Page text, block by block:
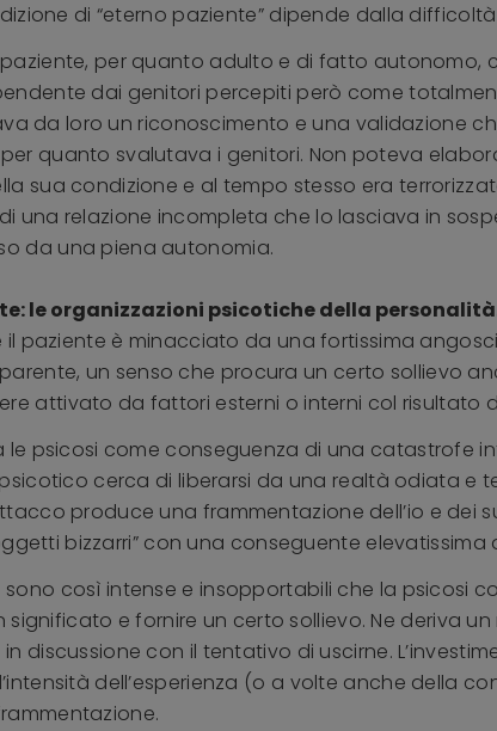
di “eterno paziente” dipende dalla
paziente, per quanto adulto e di fatto
dai genitori percepiti però come
da loro un riconoscimento e una validazione
quanto svalutava i genitori. Non poteva
sua condizione e al tempo stesso era
una relazione incompleta che lo lasciava in
da una piena autonomia.
le organizzazioni psicotiche della
il paziente è minacciato da una fortissima
un senso che procura un certo sollievo
attivato da fattori esterni o interni col risultato
le psicosi come conseguenza di una catastrofe
psicotico cerca di liberarsi da una realtà odiata
produce una frammentazione dell’io e dei
bizzarri” con una conseguente
così intense e insopportabili che la psicosi
significato e fornire un certo sollievo. Ne deriva
discussione con il tentativo di uscirne.
dell’esperienza (o a volte anche della